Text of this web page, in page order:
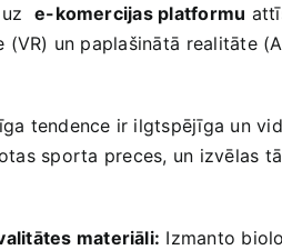
uz e-komercijas platformu
(VR) un paplašinātā⁢ realitāte
tendence ir ilgtspējīga un
sporta ⁢preces, un ‍izvēlas
materiāli: Izmanto